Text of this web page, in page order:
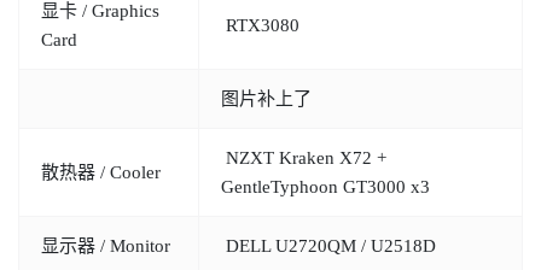
显卡 / Graphics
Card
RTX3080
图片补上了
散热器 / Cooler
NZXT Kraken X72 +
GentleTyphoon GT3000 x3
显示器 / Monitor DELL U2720QM / U2518D